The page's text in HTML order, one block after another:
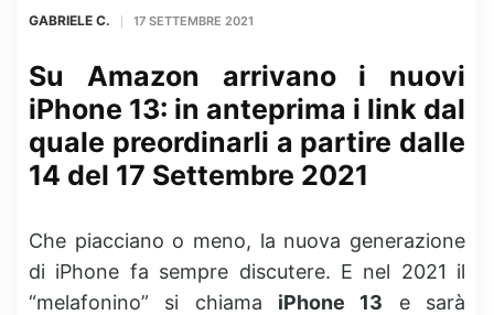
GABRIELE C. 17 SETTEMBRE 2021
Su Amazon arrivano i nuovi
iPhone 13: in anteprima i link dal
quale preordinarli a partire dalle
14 del 17 Settembre 2021
Che piacciano o meno, la nuova generazione
di iPhone fa sempre discutere. E nel 2021 il
“melafonino” si chiama iPhone 13 e sarà